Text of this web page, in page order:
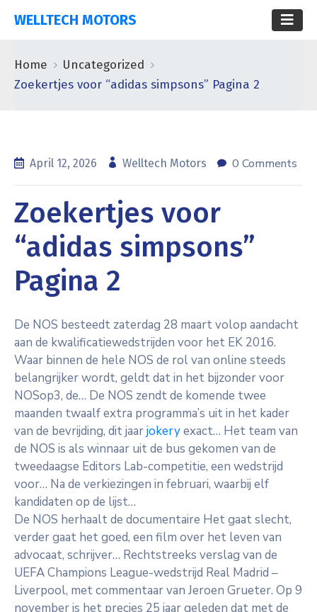
WELLTECH MOTORS
Home
Uncategorized
Zoekertjes voor “adidas simpsons” Pagina 2
April 12, 2026 Welltech Motors 0 Comments
Zoekertjes voor
“adidas simpsons”
Pagina 2
De NOS besteedt zaterdag 28 maart volop aandacht
aan de kwalificatiewedstrijden voor het EK 2016.
Waar binnen de hele NOS de rol van online steeds
belangrijker wordt, geldt dat in het bijzonder voor
NOSop3, de… De NOS zendt de komende twee
maanden twaalf extra programma’s uit in het kader
van de bevrijding, dit jaarjokeryexact… Het team van
de NOS is als winnaar uit de bus gekomen van de
tweedaagse Editors Lab-competitie, een wedstrijd
voor… Na de verkiezingen in februari, waarbij elf
kandidaten op de lijst…
De NOS herhaalt de documentaire Het gaat slecht,
verder gaat het goed, een film over het leven van
advocaat, schrijver… Rechtstreeks verslag van de
UEFA Champions League-wedstrijd Real Madrid –
Liverpool, met commentaar van Jeroen Grueter. Op 9
november is het precies 25 jaar geleden dat met de